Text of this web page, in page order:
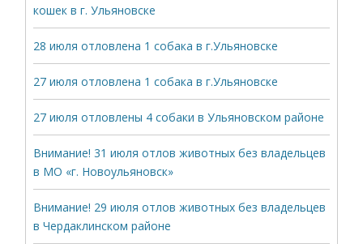
кошек в г. Ульяновске
28 июля отловлена 1 собака в г.Ульяновске
27 июля отловлена 1 собака в г.Ульяновске
27 июля отловлены 4 собаки в Ульяновском районе
Внимание! 31 июля отлов животных без владельцев
в МО «г. Новоульяновск»
Внимание! 29 июля отлов животных без владельцев
в Чердаклинском районе